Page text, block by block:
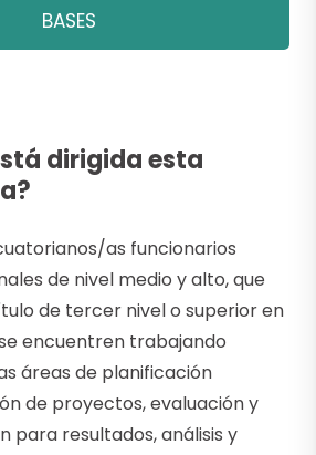
BASES
dirigida esta
as funcionarios
de nivel medio y alto, que
de tercer nivel o superior en
encuentren trabajando
áreas de planificación
de proyectos, evaluación y
para resultados, análisis y